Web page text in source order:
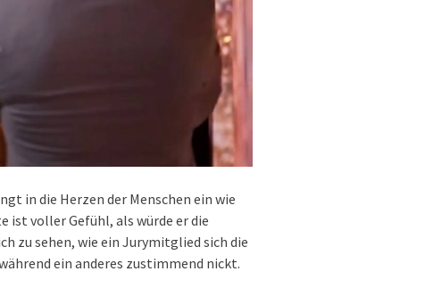
in die Herzen der Menschen ein wie
ist voller Gefühl, als würde er die
zu sehen, wie ein Jurymitglied sich die
ein anderes zustimmend nickt.